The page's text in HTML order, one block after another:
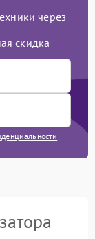
через
скидка